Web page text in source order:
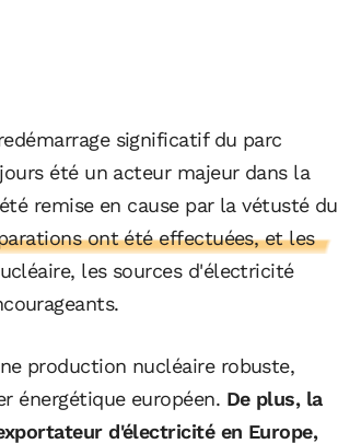
significatif du parc
été un acteur majeur dans la
remise en cause par la vétusté du
ont été effectuées, et les
les sources d'électricité
production nucléaire robuste,
énergétique européen. De plus, la
d'électricité en Europe,